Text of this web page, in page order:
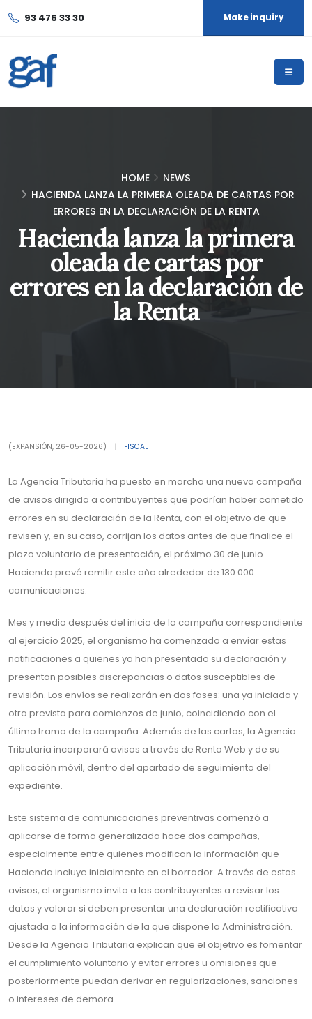
93 476 33 30 Make inquiry
HOME
NEWS
HACIENDA LANZA LA PRIMERA OLEADA DE CARTAS POR
ERRORES EN LA DECLARACIÓN DE LA RENTA
Hacienda lanza la primera
oleada de cartas por
errores en la declaración de
la Renta
(EXPANSIÓN, 26-05-2026) FISCAL
La Agencia Tributaria ha puesto en marcha una nueva campaña
de avisos dirigida a contribuyentes que podrían haber cometido
errores en su declaración de la Renta, con el objetivo de que
revisen y, en su caso, corrijan los datos antes de que finalice el
plazo voluntario de presentación, el próximo 30 de junio.
Hacienda prevé remitir este año alrededor de 130.000
comunicaciones.
Mes y medio después del inicio de la campaña correspondiente
al ejercicio 2025, el organismo ha comenzado a enviar estas
notificaciones a quienes ya han presentado su declaración y
presentan posibles discrepancias o datos susceptibles de
revisión. Los envíos se realizarán en dos fases: una ya iniciada y
otra prevista para comienzos de junio, coincidiendo con el
último tramo de la campaña. Además de las cartas, la Agencia
Tributaria incorporará avisos a través de Renta Web y de su
aplicación móvil, dentro del apartado de seguimiento del
expediente.
Este sistema de comunicaciones preventivas comenzó a
aplicarse de forma generalizada hace dos campañas,
especialmente entre quienes modifican la información que
Hacienda incluye inicialmente en el borrador. A través de estos
avisos, el organismo invita a los contribuyentes a revisar los
datos y valorar si deben presentar una declaración rectificativa
ajustada a la información de la que dispone la Administración.
Desde la Agencia Tributaria explican que el objetivo es fomentar
el cumplimiento voluntario y evitar errores u omisiones que
posteriormente puedan derivar en regularizaciones, sanciones
o intereses de demora.